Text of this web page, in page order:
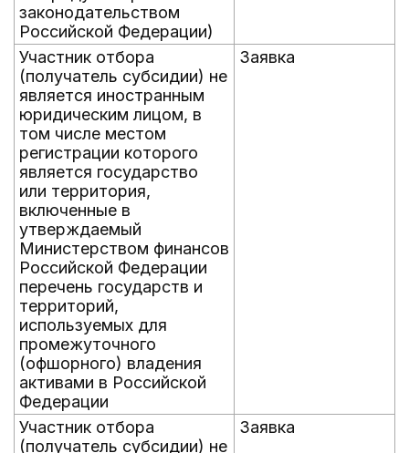
законодательством
Российской Федерации)
Участник отбора
(получатель субсидии) не
является иностранным
юридическим лицом, в
том числе местом
регистрации которого
является государство
или территория,
включенные в
утверждаемый
Министерством финансов
Российской Федерации
перечень государств и
территорий,
используемых для
промежуточного
(офшорного) владения
активами в Российской
Федерации
Заявка
Участник отбора
(получатель субсидии) не
Заявка